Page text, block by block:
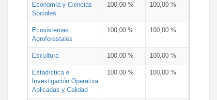
Economía y Ciencias
Sociales
100,00 % 100,00 %
Ecosistemas
Agroforestales
100,00 % 100,00 %
Escultura 100,00 % 100,00 %
Estadística e
Investigación Operativa
Aplicadas y Calidad
100,00 % 100,00 %